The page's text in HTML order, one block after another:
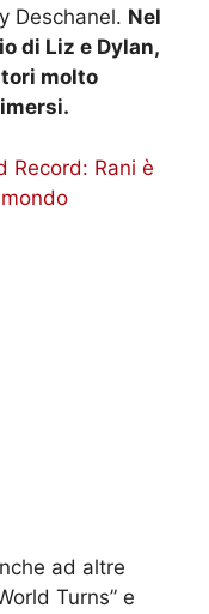
Deschanel. Nel
di Liz e Dylan,
molto
Record: Rani è
ad altre
Turns” e